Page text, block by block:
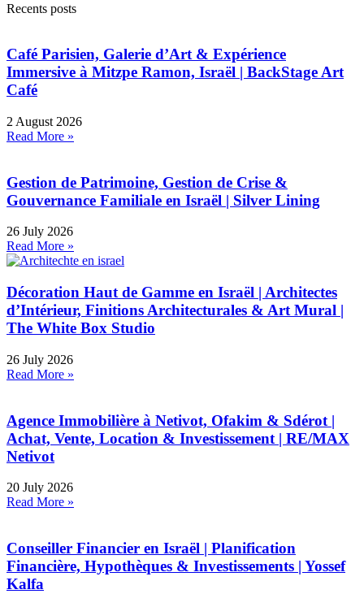
Recents posts
Café Parisien, Galerie d’Art & Expérience
Immersive à Mitzpe Ramon, Israël | BackStage Art
Café
2 August 2026
Read More »
Gestion de Patrimoine, Gestion de Crise &
Gouvernance Familiale en Israël | Silver Lining
26 July 2026
Read More »
Décoration Haut de Gamme en Israël | Architectes
d’Intérieur, Finitions Architecturales & Art Mural |
The White Box Studio
26 July 2026
Read More »
Agence Immobilière à Netivot, Ofakim & Sdérot |
Achat, Vente, Location & Investissement | RE/MAX
Netivot
20 July 2026
Read More »
Conseiller Financier en Israël | Planification
Financière, Hypothèques & Investissements | Yossef
Kalfa